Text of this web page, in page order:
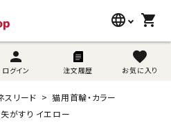
language
lang-name
shopping_cart
person
ログイン 注文履歴
favorite
お気に入り
search
スリード
猫用首輪・カラー
がすり イエロー